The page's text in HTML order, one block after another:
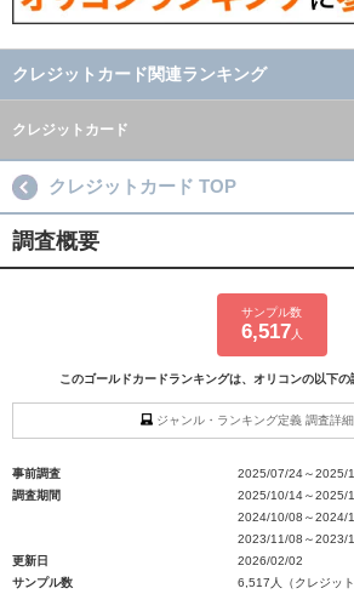
クレジットカード関連ランキング
クレジットカード
クレジットカード TOP
調査概要
サンプル数
6,517 人
このゴールドカードランキングは、オリコンの以下の
ジャンル・ランキング定義 調査詳
事前調査
2025/07/24～2025/
調査期間
2025/10/14～2025/
2024/10/08～2024/
2023/11/08～2023/
更新日
2026/02/02
サンプル数
6,517人（クレジッ